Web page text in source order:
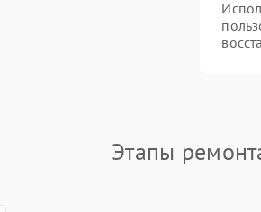
Этапы